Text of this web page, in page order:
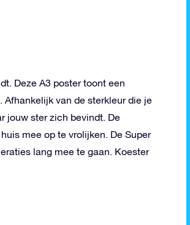
Deze A3 poster toont een
van de sterkleur die je
jouw ster zich bevindt. De
mee op te vrolijken. De Super
lang mee te gaan. Koester